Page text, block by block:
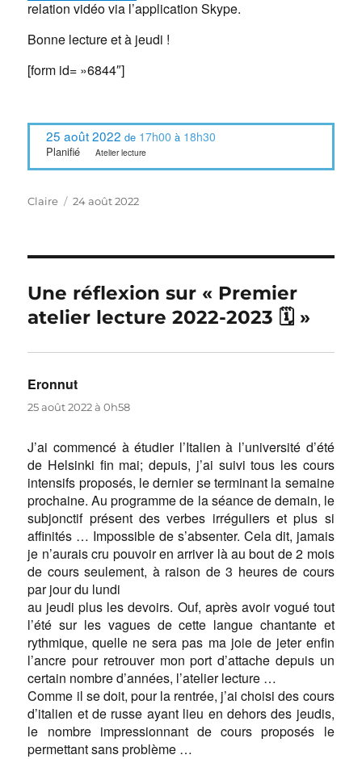
relation vidéo via l’application Skype.
Bonne lecture et à jeudi !
[form id= »6844″]
25 août 2022 de 17h00 à 18h30
Planifié Atelier lecture
Auteur
Claire
Publié
24 août 2022
Une réflexion sur « Premier
atelier lecture 2022-2023 🗓 »
Eronnut
25 août 2022 à 0h58
J’ai commencé à étudier l’Italien à l’université d’été
de Helsinki fin mai; depuis, j’ai suivi tous les cours
intensifs proposés, le dernier se terminant la semaine
prochaine. Au programme de la séance de demain, le
subjonctif présent des verbes irréguliers et plus si
affinités … Impossible de s’absenter. Cela dit, jamais
je n’aurais cru pouvoir en arriver là au bout de 2 mois
de cours seulement, à raison de 3 heures de cours
par jour du lundi
au jeudi plus les devoirs. Ouf, après avoir vogué tout
l’été sur les vagues de cette langue chantante et
rythmique, quelle ne sera pas ma joie de jeter enfin
l’ancre pour retrouver mon port d’attache depuis un
certain nombre d’années, l’atelier lecture …
Comme il se doit, pour la rentrée, j’ai choisi des cours
d’italien et de russe ayant lieu en dehors des jeudis,
le nombre impressionnant de cours proposés le
permettant sans problème …